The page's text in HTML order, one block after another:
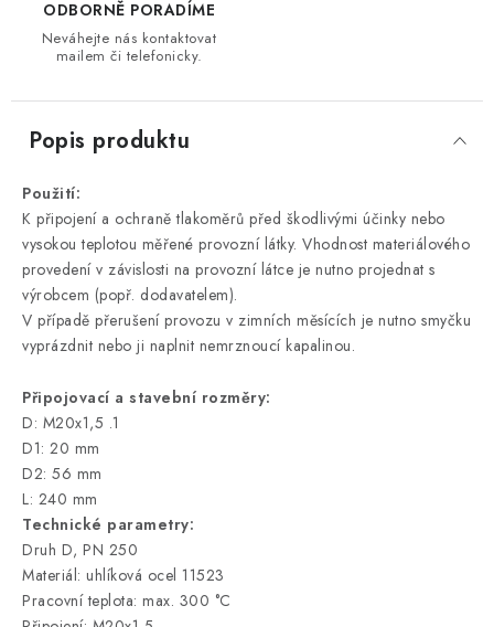
ODBORNĚ PORADÍME
Neváhejte nás kontaktovat
mailem či telefonicky.
Popis produktu
Použití:
K připojení a ochraně tlakoměrů před škodlivými účinky nebo
vysokou teplotou měřené provozní látky. Vhodnost materiálového
provedení v závislosti na provozní látce je nutno projednat s
výrobcem (popř. dodavatelem).
V případě přerušení provozu v zimních měsících je nutno smyčku
vyprázdnit nebo ji naplnit nemrznoucí kapalinou.
Připojovací a stavební rozměry:
D: M20x1,5 .1
D1: 20 mm
D2: 56 mm
L: 240 mm
Technické parametry:
Druh D, PN 250
Materiál: uhlíková ocel 11523
Pracovní teplota: max. 300 °C